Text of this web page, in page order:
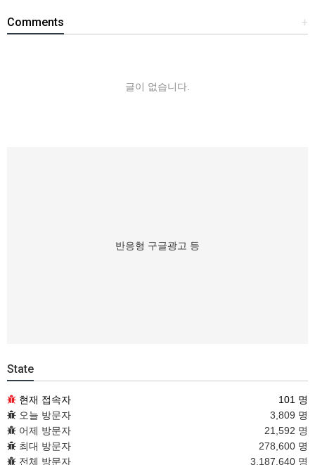
+
Comments
글이 없습니다.
반응형 구글광고 등
State
현재 접속자
101 명
오늘 방문자
3,809 명
어제 방문자
21,592 명
최대 방문자
278,600 명
전체 방문자
3,187,640 명